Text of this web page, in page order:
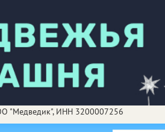
"Медведик", ИНН 3200007256